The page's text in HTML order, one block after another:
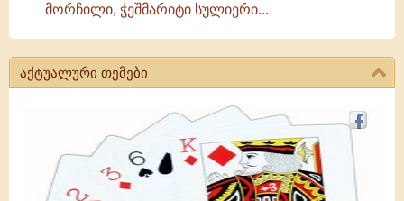
მორჩილი, ჭეშმარიტი სულიერი...
აქტუალური თემები